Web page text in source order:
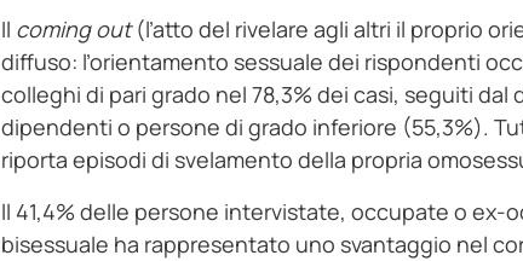
Il coming out(l’atto del rivelare agli altri il proprio
diffuso: l’orientamento sessuale dei rispondenti
colleghi di pari grado nel 78,3% dei casi, seguiti
dipendenti o persone di grado inferiore (55,3%).
riporta episodi di svelamento della propria
ll 41,4% delle persone intervistate, occupate o ex-
bisessuale ha rappresentato uno svantaggio nel